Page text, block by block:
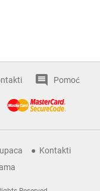
Pomoć
Kontakti